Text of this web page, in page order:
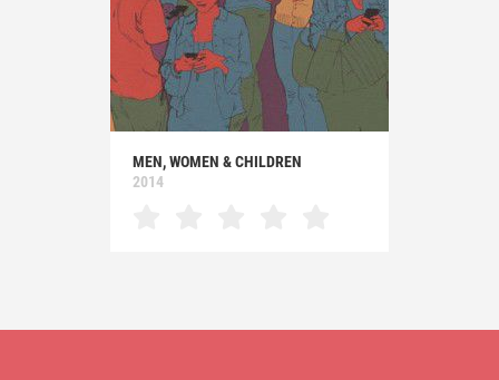
MEN, WOMEN & CHILDREN
2014